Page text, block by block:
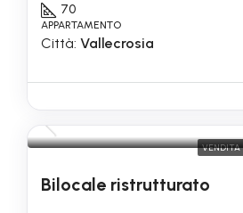
70
APPARTAMENTO
Città: Vallecrosia
VENDITA
Bilocale ristrutturato